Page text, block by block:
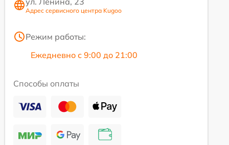
Адрес сервисного центра Kugoo
Режим работы:
Ежедневно с 9:00 до 21:00
Способы оплаты